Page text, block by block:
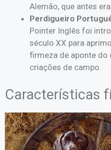
Alemão, que antes
Perdigueiro
Pointer Inglês foi
século XX para
firmeza de aponte do
criações de campo.
Características